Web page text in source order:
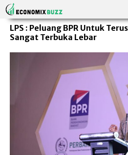
LPS : Peluang BPR Untuk
Sangat Terbuka Lebar